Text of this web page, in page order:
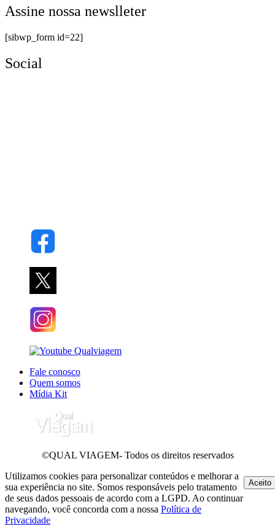
Assine nossa newslleter
[sibwp_form id=22]
Social
Fale conosco
Quem somos
Mídia Kit
©QUAL VIAGEM- Todos os direitos reservados
Utilizamos cookies para personalizar conteúdos e melhorar a
sua experiência no site. Somos responsáveis pelo tratamento
de seus dados pessoais de acordo com a LGPD. Ao continuar
navegando, você concorda com a nossa Política de
Privacidade
Aceito